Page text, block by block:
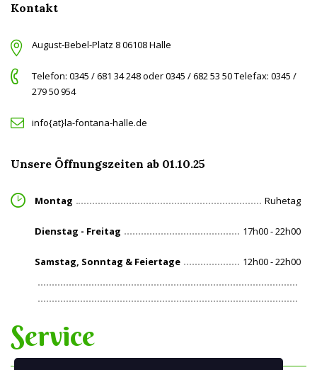
Kontakt
August-Bebel-Platz 8 06108 Halle
Telefon: 0345 / 681 34 248 oder 0345 / 682 53 50 Telefax: 0345 /
279 50 954
info{at}la-fontana-halle.de
Unsere Öffnungszeiten ab 01.10.25
Montag Ruhetag
Dienstag - Freitag 17h00 - 22h00
Samstag, Sonntag & Feiertage 12h00 - 22h00
Service